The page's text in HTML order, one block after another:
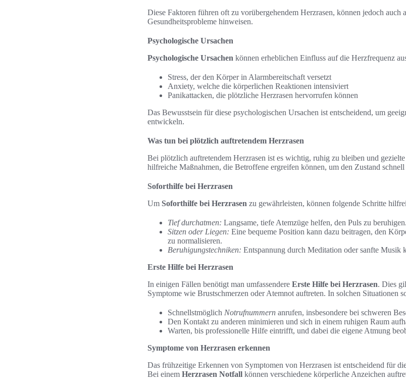
Diese Faktoren führen oft zu vorübergehendem Herzrasen, können jedoch auch
Gesundheitsprobleme hinweisen.
Psychologische Ursachen
Psychologische Ursachen können erheblichen Einfluss auf die Herzfrequenz
Stress, der den Körper in Alarmbereitschaft versetzt
Anxiety, welche die körperlichen Reaktionen intensiviert
Panikattacken, die plötzliche Herzrasen hervorrufen können
Das Bewusstsein für diese psychologischen Ursachen ist entscheidend, um
entwickeln.
Was tun bei plötzlich auftretendem Herzrasen
Bei plötzlich auftretendem Herzrasen ist es wichtig, ruhig zu bleiben und
hilfreiche Maßnahmen, die Betroffene ergreifen können, um den Zustand schnell
Soforthilfe bei Herzrasen
Um Soforthilfe bei Herzrasen zu gewährleisten, können folgende Schritte
Tief durchatmen: Langsame, tiefe Atemzüge helfen, den Puls zu beruhigen.
Sitzen oder Liegen: Eine bequeme Position kann dazu beitragen, den
zu normalisieren.
Beruhigungstechniken: Entspannung durch Meditation oder sanfte Musik
Erste Hilfe bei Herzrasen
In einigen Fällen benötigt man umfassendere Erste Hilfe bei Herzrasen. Dies
Symptome wie Brustschmerzen oder Atemnot auftreten. In solchen Situationen
Schnellstmöglich Notrufnummern anrufen, insbesondere bei schweren
Den Kontakt zu anderen minimieren und sich in einem ruhigen Raum
Warten, bis professionelle Hilfe eintrifft, und dabei die eigene Atmung
Symptome von Herzrasen erkennen
Das frühzeitige Erkennen von Symptomen von Herzrasen ist entscheidend für
Bei einem Herzrasen Notfall können verschiedene körperliche Anzeichen